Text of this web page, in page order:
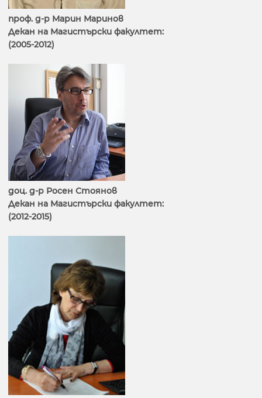
проф. д-р Марин Маринов
Декан на Магистърски факултет:
(2005-2012)
доц. д-р Росен Стоянов
Декан на Магистърски факултет:
(2012-2015)